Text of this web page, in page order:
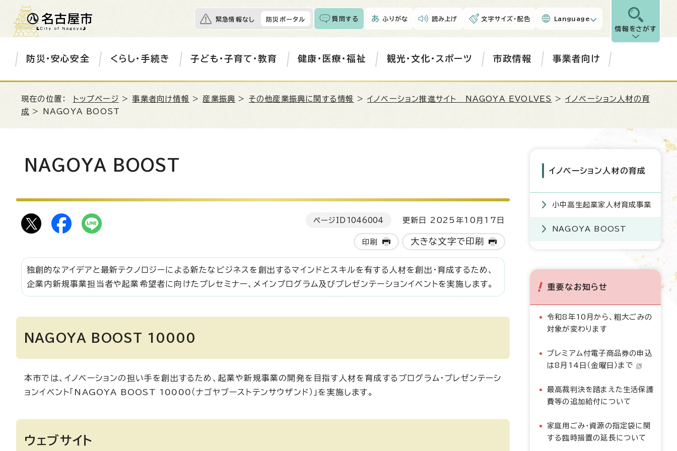
緊急情報なし 防災ポータル 質問する ふりがな 読み上げ 文字サイズ・配色 Language
情報をさがす
防災・安心安全 くらし・手続き 子ども・子育て・教育 健康・医療・福祉 観光・文化・スポーツ 市政情報 事業者向け
現在の位置： トップページ >事業者向け情報 > 産業振興 > その他産業振興に関する情報 >イノベーション推進サイト NAGOYA EVOLVES >イノベーション人材の育
成 > NAGOYA BOOST
NAGOYA BOOST
ページID 1046004 更新日 2025年10月17日
印刷 大きな文字で印刷
独創的なアイデアと最新テクノロジーによる新たなビジネスを創出するマインドとスキルを有する人材を創出・育成するため、
企業内新規事業担当者や起業希望者に向けたプレセミナー、メインプログラム及びプレゼンテーションイベントを実施します。
NAGOYA BOOST 10000
本市では、イノベーションの担い手を創出するため、起業や新規事業の開発を目指す人材を育成するプログラム・プレゼンテーシ
ョンイベント「NAGOYA BOOST 10000（ナゴヤブーストテンサウザンド）」を実施します。
ウェブサイト
イノベーション人材の育成
小中高生起業家人材育成事業
NAGOYA BOOST
重要なお知らせ
令和8年10月から、粗大ごみの
対象が変わります
プレミアム付電子商品券の申込
は8月14日（金曜日）まで
最高裁判決を踏まえた生活保護
費等の追加給付について
家庭用ごみ・資源の指定袋に関
する臨時措置の延長について